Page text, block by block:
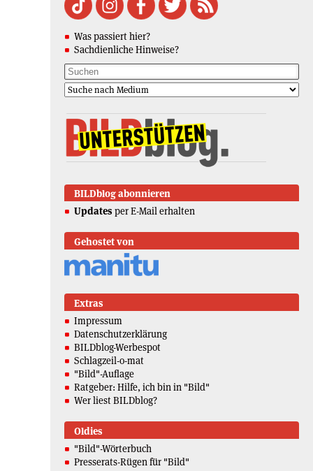
Was passiert hier?
Sachdienliche Hinweise?
BILDblog abonnieren
Updates per E-Mail erhalten
Gehostet von
Extras
Impressum
Datenschutzerklärung
BILDblog-Werbespot
Schlagzeil-o-mat
"Bild"-Auflage
Ratgeber: Hilfe, ich bin in "Bild"
Wer liest BILDblog?
Oldies
"Bild"-Wörterbuch
Presserats-Rügen für "Bild"